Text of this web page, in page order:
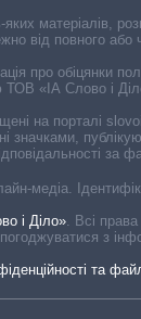
медіа.
і Діло». Всі
з
та
матеріалів,
від повного або
про обіцянки
ТОВ «ІА Слово і
на порталі
значками,
за